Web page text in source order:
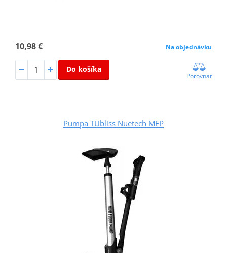
10,98 € Na objednávku
Do košíka
Porovnať
Pumpa TUbliss Nuetech MFP